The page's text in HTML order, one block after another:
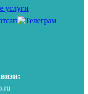
услуги